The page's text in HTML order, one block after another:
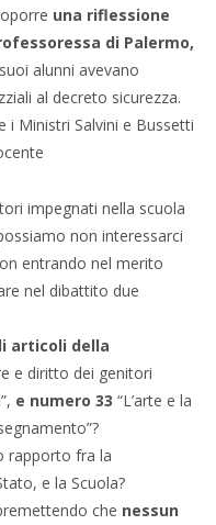
una riflessione
di Palermo,
alunni avevano
al decreto sicurezza.
i Ministri Salvini e Bussetti
impegnati nella scuola
non interessarci
entrando nel merito
nel dibattito due
articoli della
e diritto dei genitori
e numero 33 “L’arte e la
rapporto fra la
e la Scuola?
che nessun